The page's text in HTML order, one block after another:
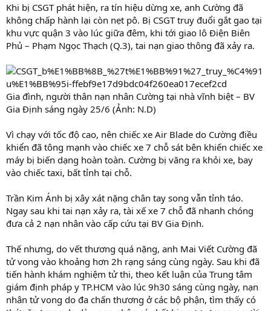
Khi bị CSGT phát hiện, ra tín hiệu dừng xe, anh Cường đã
không chấp hành lại còn nẹt pô. Bị CSGT truy đuổi gắt gao tại
khu vực quận 3 vào lúc giữa đêm, khi tới giao lô Điện Biên
Phủ – Phạm Ngọc Thạch (Q.3), tai nạn giao thông đã xảy ra.
Gia đình, người thân nạn nhân Cường tại nhà vĩnh biệt – BV
Gia Định sáng ngày 25/6 (Ảnh: N.D)
Vì chạy với tốc độ cao, nên chiếc xe Air Blade do Cường điều
khiển đã tông mạnh vào chiếc xe 7 chỗ sát bên khiến chiếc xe
máy bị biến dạng hoàn toàn. Cường bị văng ra khỏi xe, bay
vào chiếc taxi, bất tỉnh tại chỗ.
Trần Kim Ánh bị xây xát nặng chân tay song vẫn tỉnh táo.
Ngay sau khi tai nạn xảy ra, tài xế xe 7 chỗ đã nhanh chóng
đưa cả 2 nạn nhân vào cấp cứu tại BV Gia Định.
Thế nhưng, do vết thương quá nặng, anh Mai Viết Cường đã
tử vong vào khoảng hơn 2h rạng sáng cùng ngày. Sau khi đã
tiến hành khám nghiệm tử thi, theo kết luận của Trung tâm
giám định pháp y TP.HCM vào lúc 9h30 sáng cùng ngày, nạn
nhân tử vong do đa chấn thương ở các bộ phận, tìm thấy có